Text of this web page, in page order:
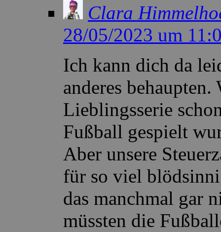
Clara
28/05/2023 um
Ich kann dich da
anderes
Lieblingsserie
Fußball gespielt
Aber unsere
für so viel
das manchmal gar
müssten die